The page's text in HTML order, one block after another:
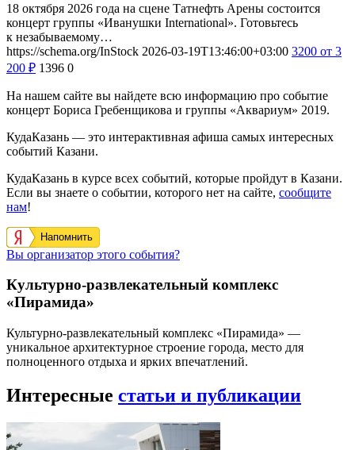
18 октября 2026 года на сцене Татнефть Арены состоится
концерт группы «Иванушки International». Готовьтесь
к незабываемому…
https://schema.org/InStock 2026-03-19T13:46:00+03:00 3200 от 3
200 ₽ 1396 0
На нашем сайте вы найдете всю информацию про событие
концерт Бориса Гребенщикова и группы «Аквариум» 2019.
КудаКазань — это интерактивная афиша самых интересных
событий Казани.
КудаКазань в курсе всех событий, которые пройдут в Казани.
Если вы знаете о событии, которого нет на сайте, сообщите
нам!
Напомнить
Вы организатор этого события?
Культурно-развлекательный комплекс
«Пирамида»
Культурно-развлекательный комплекс «Пирамида» —
уникальное архитектурное строение города, место для
полноценного отдыха и ярких впечатлений.
Интересные статьи и публикации